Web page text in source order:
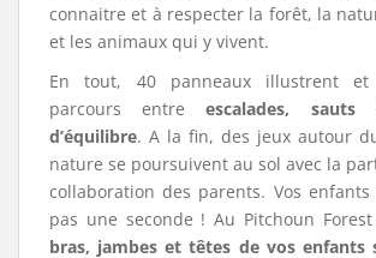
connaitre et à respecter la forêt, la
et les animaux qui y vivent.
En tout, 40 panneaux illustrent
parcours entreescalades, sauts
d’équilibre. A la fin, des jeux autour
nature se poursuivent au sol avec la
collaboration des parents. Vos enfants
pas une seconde ! Au Pitchoun
bras, jambes et têtes de vos enfants